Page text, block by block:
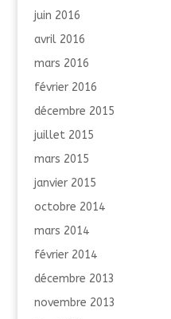
juin 2016
avril 2016
mars 2016
février 2016
décembre 2015
juillet 2015
mars 2015
janvier 2015
octobre 2014
mars 2014
février 2014
décembre 2013
novembre 2013